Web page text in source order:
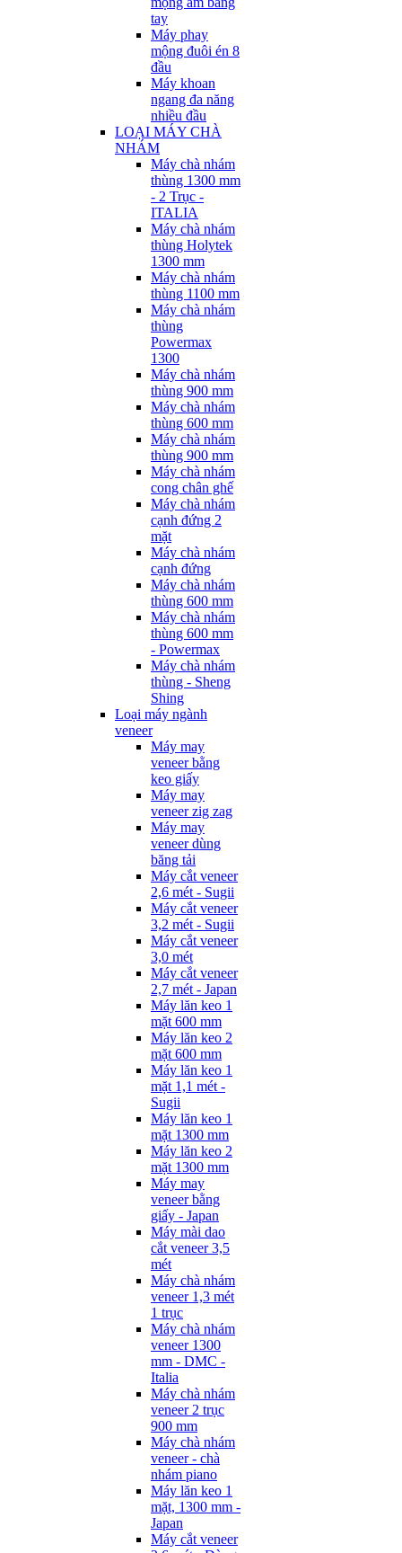
tay
Máy phay
mộng đuôi én 8
đầu
Máy khoan
ngang đa năng
nhiều đầu
LOẠI MÁY CHÀ
NHÁM
Máy chà nhám
thùng 1300 mm
- 2 Trục -
ITALIA
Máy chà nhám
thùng Holytek
1300 mm
Máy chà nhám
thùng 1100 mm
Máy chà nhám
thùng
Powermax
1300
Máy chà nhám
thùng 900 mm
Máy chà nhám
thùng 600 mm
Máy chà nhám
thùng 900 mm
Máy chà nhám
cong chân ghế
Máy chà nhám
cạnh đứng 2
mặt
Máy chà nhám
cạnh đứng
Máy chà nhám
thùng 600 mm
Máy chà nhám
thùng 600 mm
- Powermax
Máy chà nhám
thùng - Sheng
Shing
Loại máy ngành
veneer
Máy may
veneer bằng
keo giấy
Máy may
veneer zig zag
Máy may
veneer dùng
băng tải
Máy cắt veneer
2,6 mét - Sugii
Máy cắt veneer
3,2 mét - Sugii
Máy cắt veneer
3,0 mét
Máy cắt veneer
2,7 mét - Japan
Máy lăn keo 1
mặt 600 mm
Máy lăn keo 2
mặt 600 mm
Máy lăn keo 1
mặt 1,1 mét -
Sugii
Máy lăn keo 1
mặt 1300 mm
Máy lăn keo 2
mặt 1300 mm
Máy may
veneer bằng
giấy - Japan
Máy mài dao
cắt veneer 3,5
mét
Máy chà nhám
veneer 1,3 mét
1 trục
Máy chà nhám
veneer 1300
mm - DMC -
Italia
Máy chà nhám
veneer 2 trục
900 mm
Máy chà nhám
veneer - chà
nhám piano
Máy lăn keo 1
mặt, 1300 mm -
Japan
Máy cắt veneer